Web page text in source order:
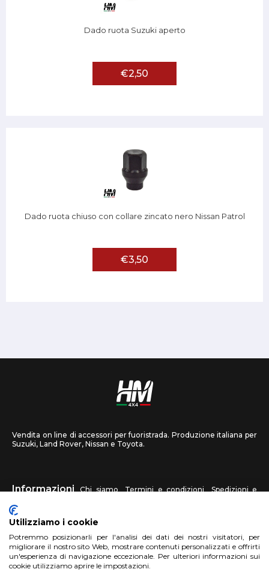
Dado ruota Suzuki aperto
€2,50
Dado ruota chiuso con collare zincato nero Nissan Patrol
€3,50
Vendita on line di accessori per fuoristrada. Produzione italiana per
Suzuki, Land Rover, Nissan e Toyota.
Informazioni Chi siamo Termini e condizioni
Spedizioni e
recessi
HM4X4 FAQ Centri assistenza Invia una foto
Utilizziamo i cookie
Potremmo posizionarli per l'analisi dei dati dei nostri visitatori, per
migliorare il nostro sito Web, mostrare contenuti personalizzati e offrirti
un'esperienza di navigazione eccezionale. Per ulteriori informazioni sui
cookie utilizziamo aprire le impostazioni.